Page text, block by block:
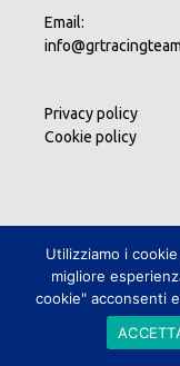
Email:
Privacy policy
Cookie policy
Utilizziamo i
migliore
cookie" acconsenti